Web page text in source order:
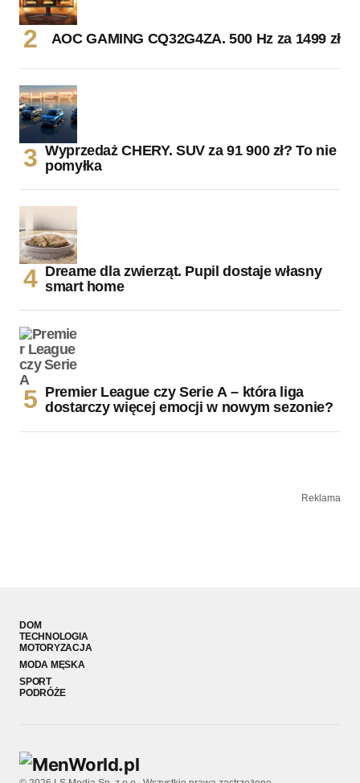
AOC GAMING CQ32G4ZA. 500 Hz za 1499 zł
Wyprzedaż CHERY. SUV za 91 900 zł? To nie
pomyłka
Dreame dla zwierząt. Pupil dostaje własny
smart home
Premier League czy Serie A – która liga
dostarczy więcej emocji w nowym sezonie?
Reklama
DOM
TECHNOLOGIA
MOTORYZACJA
MODA MĘSKA
SPORT
PODRÓŻE